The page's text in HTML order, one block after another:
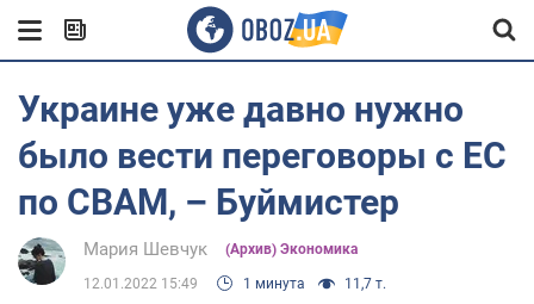
Украине уже давно нужно
было вести переговоры с ЕС
по CBAM, – Буймистер
Мария Шевчук (Архив) Экономика
12.01.2022 15:49 1 минута 11,7 т.